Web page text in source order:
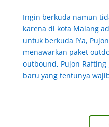
Ingin berkuda namun
karena di kota Malang
untuk berkuda !Ya,
menawarkan paket
outbound, Pujon
baru yang tentunya